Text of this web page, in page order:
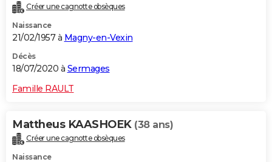
Créer une cagnotte obsèques
Naissance
21/02/1957 à Magny-en-Vexin
Décès
18/07/2020 à Sermages
Famille RAULT
Mattheus KAASHOEK (38 ans)
Créer une cagnotte obsèques
Naissance